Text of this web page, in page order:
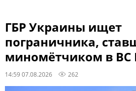
ГБР Украины ищет
пограничника,
миномётчиком в ВС
14:59 07.08.2026 262